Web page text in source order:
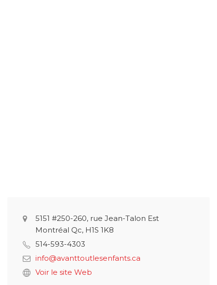
5151 #250-260, rue Jean-Talon Est
Montréal Qc, H1S 1K8
514-593-4303
info@avanttoutlesenfants.ca
Voir le site Web